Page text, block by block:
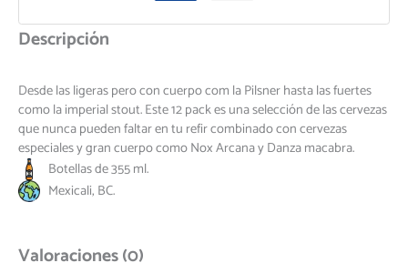
Descripción
Desde las ligeras pero con cuerpo com la Pilsner hasta las fuertes
como la imperial stout. Este 12 pack es una selección de las cervezas
que nunca pueden faltar en tu refir combinado con cervezas
especiales y gran cuerpo como Nox Arcana y Danza macabra.
Botellas de 355 ml.
Mexicali, BC.
Valoraciones (0)